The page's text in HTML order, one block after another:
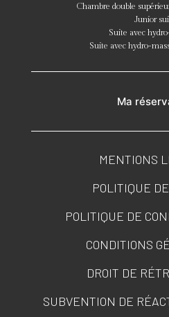
Chambre double
Junior
Suite avec
Suite avec hydro-
Ma
MENTIONS
POLITIQUE
POLITIQUE DE
CONDITIONS
DROIT DE
SUBVENTION DE